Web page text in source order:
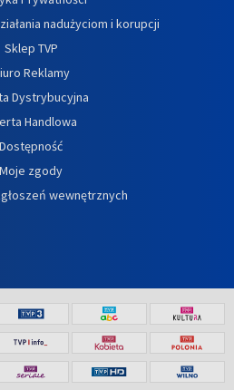
nadużyciom i korupcji
Sklep TVP
Reklamy
Dystrybucyjna
Handlowa
Dostępność
Moje zgody
wewnętrznych